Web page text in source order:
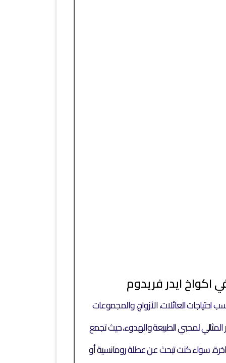
اكواخ ايدر فريدوم
احتياجات العائلات، الأزواج، والمجموعات
المثالي لمحبي الطبيعة والهدوء، حيث تجمع
سواء كنت تبحث عن عطلة رومانسية أو